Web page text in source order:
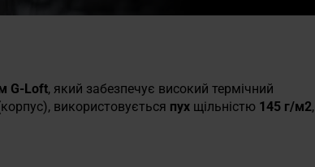
G-Loft, який забезпечує високий термічний
використовується пух щільністю 145 г/м2,